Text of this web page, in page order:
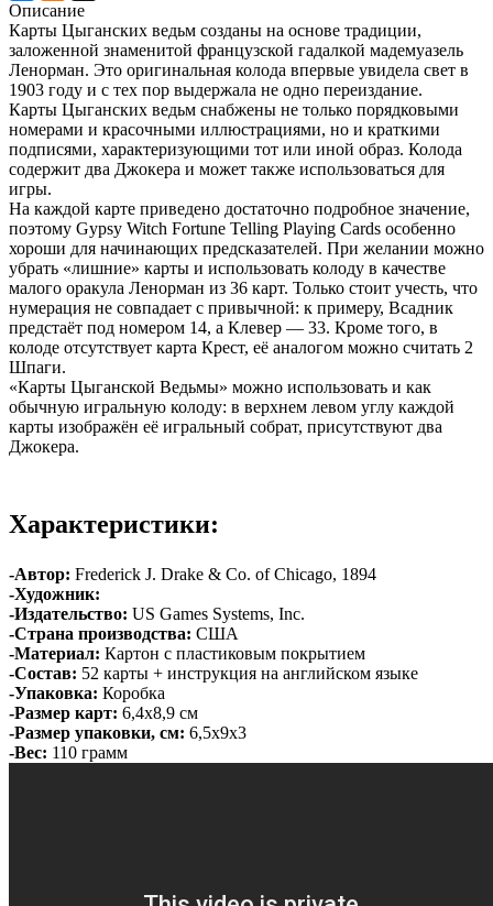
Описание
Карты Цыганских ведьм созданы на основе традиции,
заложенной знаменитой французской гадалкой мадемуазель
Ленорман. Это оригинальная колода впервые увидела свет в
1903 году и с тех пор выдержала не одно переиздание.
Карты Цыганских ведьм снабжены не только порядковыми
номерами и красочными иллюстрациями, но и краткими
подписями, характеризующими тот или иной образ. Колода
содержит два Джокера и может также использоваться для
игры.
На каждой карте приведено достаточно подробное значение,
поэтому Gypsy Witch Fortune Telling Playing Cards особенно
хороши для начинающих предсказателей. При желании можно
убрать «лишние» карты и использовать колоду в качестве
малого оракула Ленорман из 36 карт. Только стоит учесть, что
нумерация не совпадает с привычной: к примеру, Всадник
предстаёт под номером 14, а Клевер — 33. Кроме того, в
колоде отсутствует карта Крест, её аналогом можно считать 2
Шпаги.
«Карты Цыганской Ведьмы» можно использовать и как
обычную игральную колоду: в верхнем левом углу каждой
карты изображён её игральный собрат, присутствуют два
Джокера.
Характеристики:
-Автор: Frederick J. Drake & Co. of Chicago, 1894
-Художник:
-Издательство: US Games Systems, Inc.
-Страна производства: США
-Материал: Картон с пластиковым покрытием
-Состав: 52 карты + инструкция на английском языке
-Упаковка: Коробка
-Размер карт: 6,4х8,9 см
-Размер упаковки, см: 6,5х9х3
-Вес: 110 грамм